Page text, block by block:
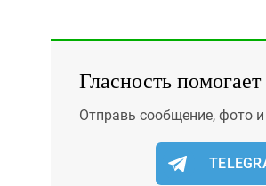
Гласность
Отправь сообщение, фото и